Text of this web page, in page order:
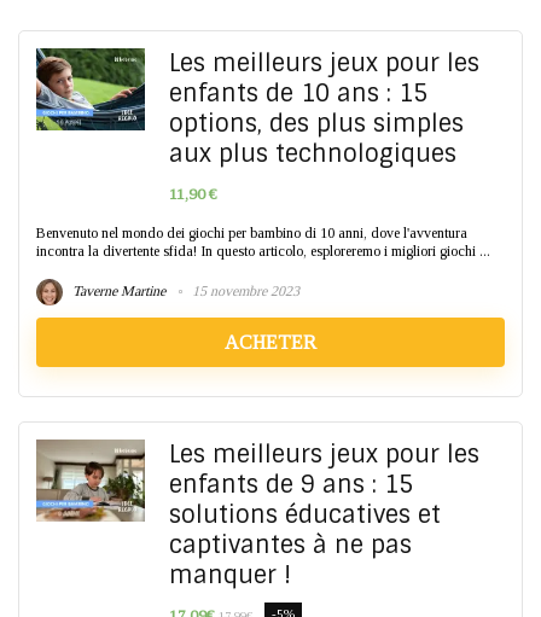
Les meilleurs jeux pour les
enfants de 10 ans : 15
options, des plus simples
aux plus technologiques
11,90 €
Benvenuto nel mondo dei giochi per bambino di 10 anni, dove l'avventura
incontra la divertente sfida! In questo articolo, esploreremo i migliori giochi ...
Taverne Martine 15 novembre 2023
ACHETER
Les meilleurs jeux pour les
enfants de 9 ans : 15
solutions éducatives et
captivantes à ne pas
manquer !
-5%